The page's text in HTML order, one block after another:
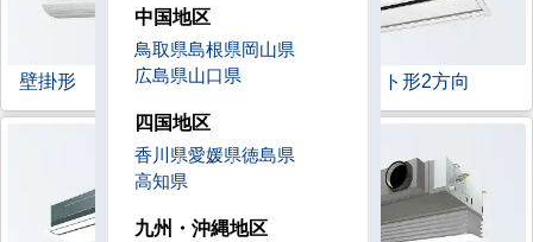
壁掛形 天井カセット形2方向
中国地区
鳥取県島根県岡山県
広島県山口県
四国地区
香川県愛媛県徳島県
高知県
九州・沖縄地区